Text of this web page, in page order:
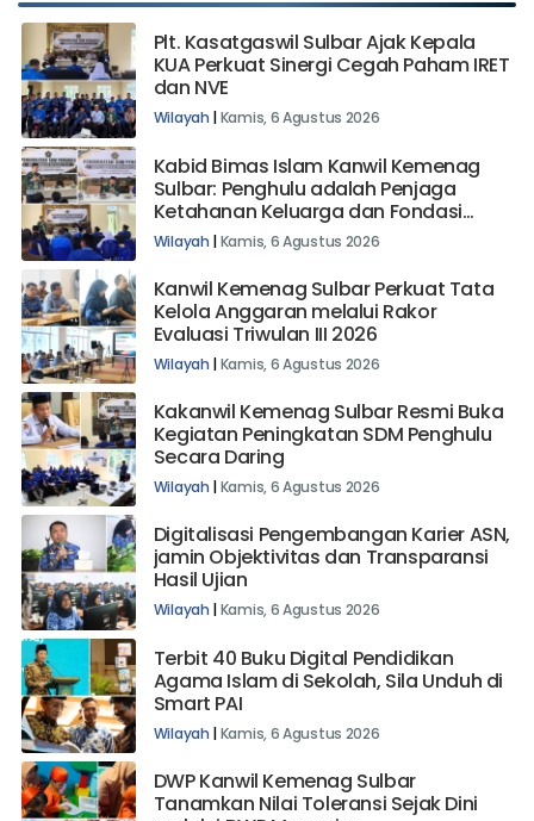
Plt. Kasatgaswil Sulbar Ajak Kepala
KUA Perkuat Sinergi Cegah Paham IRET
dan NVE
Wilayah Kamis, 6 Agustus 2026
Kabid Bimas Islam Kanwil Kemenag
Sulbar: Penghulu adalah Penjaga
Ketahanan Keluarga dan Fondasi
Bangsa
Wilayah |Kamis, 6 Agustus 2026
Kanwil Kemenag Sulbar Perkuat Tata
Kelola Anggaran melalui Rakor
Evaluasi Triwulan III 2026
Wilayah |Kamis, 6 Agustus 2026
Kakanwil Kemenag Sulbar Resmi Buka
Kegiatan Peningkatan SDM Penghulu
Secara Daring
Wilayah |Kamis, 6 Agustus 2026
Digitalisasi Pengembangan Karier ASN,
jamin Objektivitas dan Transparansi
Hasil Ujian
Wilayah Kamis, 6 Agustus 2026
Terbit 40 Buku Digital Pendidikan
Agama Islam di Sekolah, Sila Unduh di
Smart PAI
Wilayah |Kamis, 6 Agustus 2026
DWP Kanwil Kemenag Sulbar
Tanamkan Nilai Toleransi Sejak Dini